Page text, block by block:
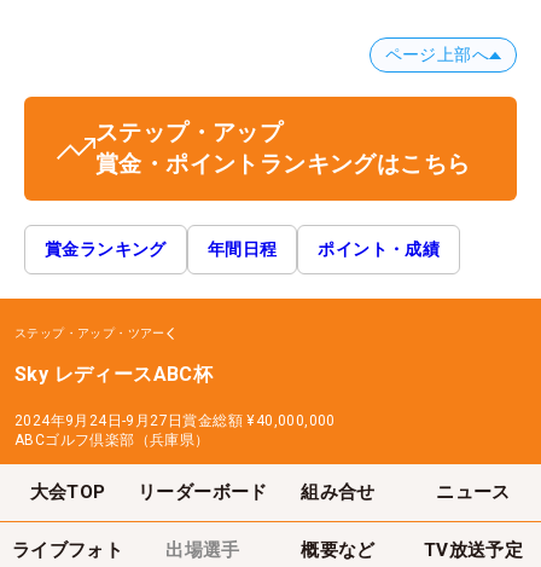
ページ上部へ
ステップ・アップ
賞金・ポイントランキングはこちら
賞金ランキング 年間日程 ポイント・成績
ステップ・アップ・ツアー
Sky レディースABC杯
2024年9月24日-9月27日賞金総額 ¥40,000,000
ABCゴルフ倶楽部（兵庫県）
大会TOP リーダーボード 組み合せ ニュース
ライブフォト 出場選手 概要など TV放送予定